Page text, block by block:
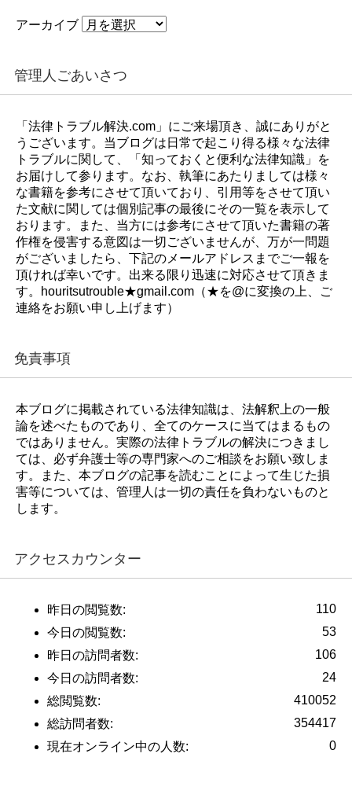
アーカイブ
管理人ごあいさつ
「法律トラブル解決.com」にご来場頂き、誠にありがと
うございます。当ブログは日常で起こり得る様々な法律
トラブルに関して、「知っておくと便利な法律知識」を
お届けして参ります。なお、執筆にあたりましては様々
な書籍を参考にさせて頂いており、引用等をさせて頂い
た文献に関しては個別記事の最後にその一覧を表示して
おります。また、当方には参考にさせて頂いた書籍の著
作権を侵害する意図は一切ございませんが、万が一問題
がございましたら、下記のメールアドレスまでご一報を
頂ければ幸いです。出来る限り迅速に対応させて頂きま
す。houritsutrouble★gmail.com（★を@に変換の上、ご
連絡をお願い申し上げます）
免責事項
本ブログに掲載されている法律知識は、法解釈上の一般
論を述べたものであり、全てのケースに当てはまるもの
ではありません。実際の法律トラブルの解決につきまし
ては、必ず弁護士等の専門家へのご相談をお願い致しま
す。また、本ブログの記事を読むことによって生じた損
害等については、管理人は一切の責任を負わないものと
します。
アクセスカウンター
110
昨日の閲覧数:
53
今日の閲覧数:
106
昨日の訪問者数:
24
今日の訪問者数:
410052
総閲覧数:
354417
総訪問者数:
0
現在オンライン中の人数: